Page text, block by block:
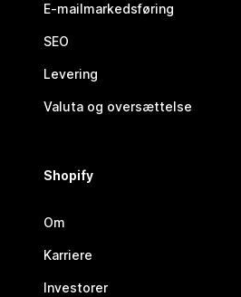
E-mailmarkedsføring
SEO
Levering
Valuta og oversættelse
Shopify
Om
Karriere
Investorer